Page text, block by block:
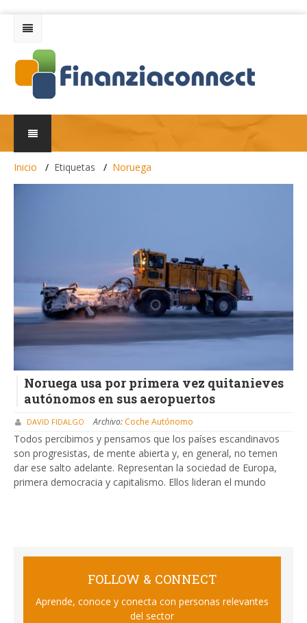
Inicio Etiquetas Noruega
Noruega usa por primera vez quitanieves
autónomos en sus aeropuertos
DAVID FIDALGO Archivo: Coche Autónomo
Todos percibimos y pensamos que los países escandinavos
son progresistas, de mente abierta y, en general, no temen
dar ese salto adelante. Representan la sociedad de Europa,
primera democracia y capitalismo. Ellos lideran el mundo
FOLLOW & CONNECT
Aprende, conoce y conecta con personas relevantes
del sector